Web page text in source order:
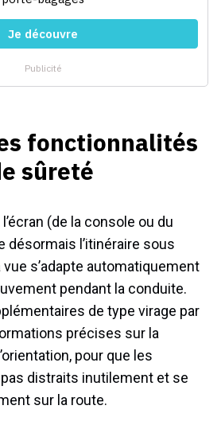
fonctionnalités
sûreté
(de la console ou du
désormais l’itinéraire sous
s’adapte automatiquement
pendant la conduite.
de type virage par
précises sur la
pour que les
distraits inutilement et se
sur la route.